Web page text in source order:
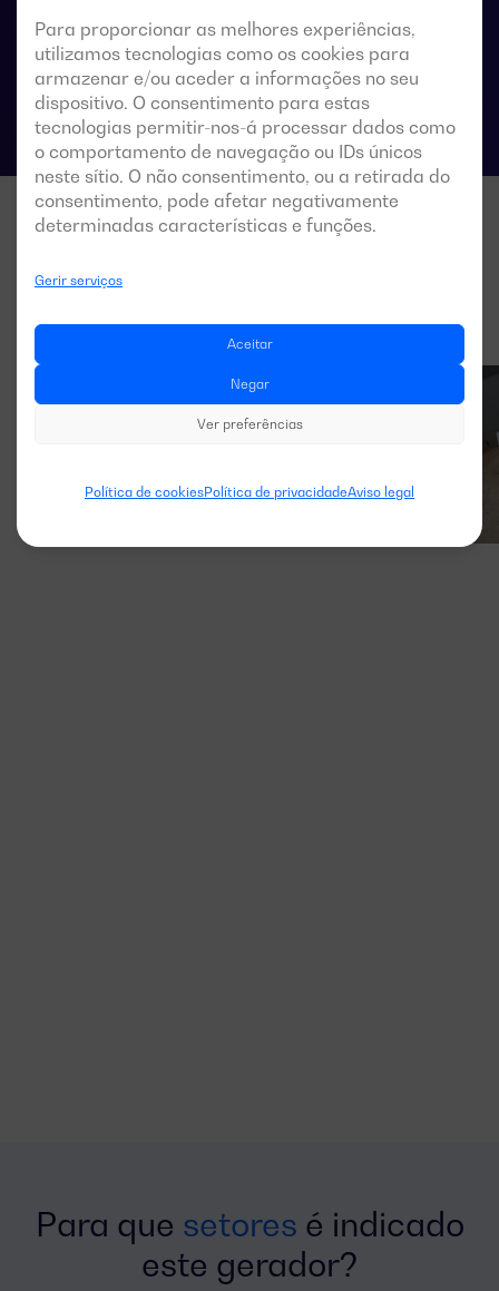
Para proporcionar as melhores experiências,
utilizamos tecnologias como os cookies para
armazenar e/ou aceder a informações no seu
dispositivo. O consentimento para estas
tecnologias permitir-nos-á processar dados como
o comportamento de navegação ou IDs únicos
neste sítio. O não consentimento, ou a retirada do
consentimento, pode afetar negativamente
determinadas características e funções.
Gerir serviços
Aceitar
Negar
Ver preferências
Política de cookiesPolítica de privacidadeAviso legal
Especificações técnicas das comutações
Para que setores é indicado
este gerador?